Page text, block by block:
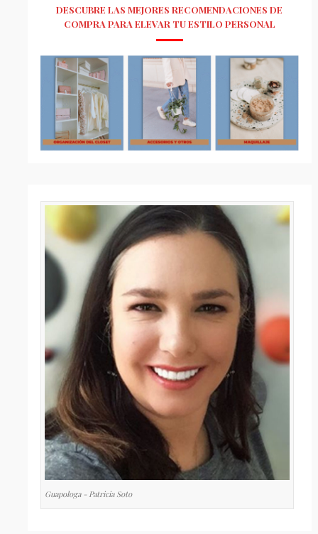
DESCUBRE LAS MEJORES RECOMENDACIONES DE
COMPRA PARA ELEVAR TU ESTILO PERSONAL
Guapologa - Patricia Soto